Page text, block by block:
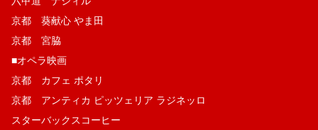
京都 葵献心 やま田
京都 宮脇
■オペラ映画
京都 カフェ ポタリ
京都 アンティカ ピッツェリア ラジネッロ
スターバックスコーヒー